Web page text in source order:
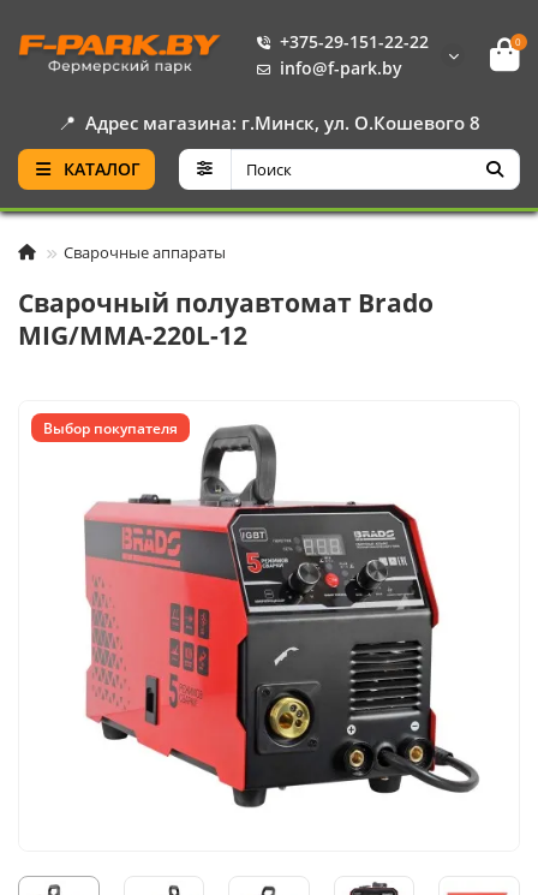
+375-29-151-22-22
info@f-park.by
0
📍 Адрес магазина: г.Минск, ул. О.Кошевого 8
КАТАЛОГ
Сварочные аппараты
Сварочный полуавтомат Brado
MIG/MMA-220L-12
Выбор покупателя